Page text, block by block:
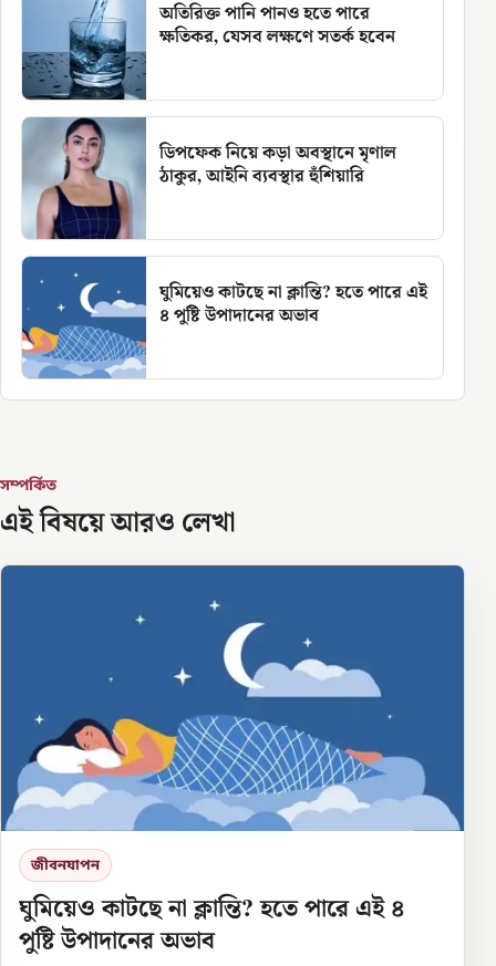
অতিরিক্ত পানি পানও হতে পারে
ক্ষতিকর, যেসব লক্ষণে সতর্ক হবেন
ডিপফেক নিয়ে কড়া অবস্থানে মৃণাল
ঠাকুর, আইনি ব্যবস্থার হুঁশিয়ারি
ঘুমিয়েও কাটছে না ক্লান্তি? হতে পারে এই
৪ পুষ্টি উপাদানের অভাব
সম্পর্কিত
এই বিষয়ে আরও লেখা
জীবনযাপন
ঘুমিয়েও কাটছে না ক্লান্তি? হতে পারে এই ৪
পুষ্টি উপাদানের অভাব